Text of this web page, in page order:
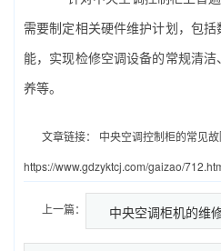
需要制定相关硬件维护计划，包
能，实现检修空调设备的常规清
养等。
文章链接：
中央空调控制柜的常见
https://www.gdzyktcj.com/gaizao/
上一篇： 中央空调柜机的维